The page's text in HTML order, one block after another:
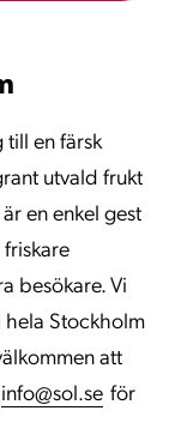
till en färsk
utvald frukt
en enkel gest
besökare. Vi
hela Stockholm
att
info@sol.se för